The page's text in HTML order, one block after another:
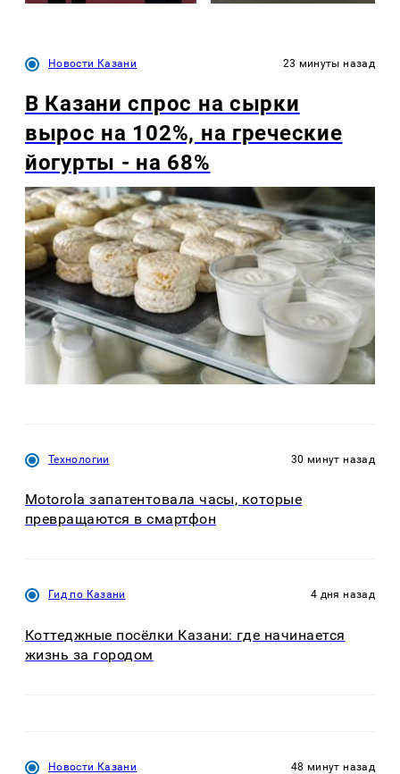
Новости Казани 23 минуты назад
В Казани спрос на сырки
вырос на 102%, на греческие
йогурты - на 68%
Технологии 30 минут назад
Motorola запатентовала часы, которые
превращаются в смартфон
Гид по Казани 4 дня назад
Коттеджные посёлки Казани: где начинается
жизнь за городом
Новости Казани 48 минут назад